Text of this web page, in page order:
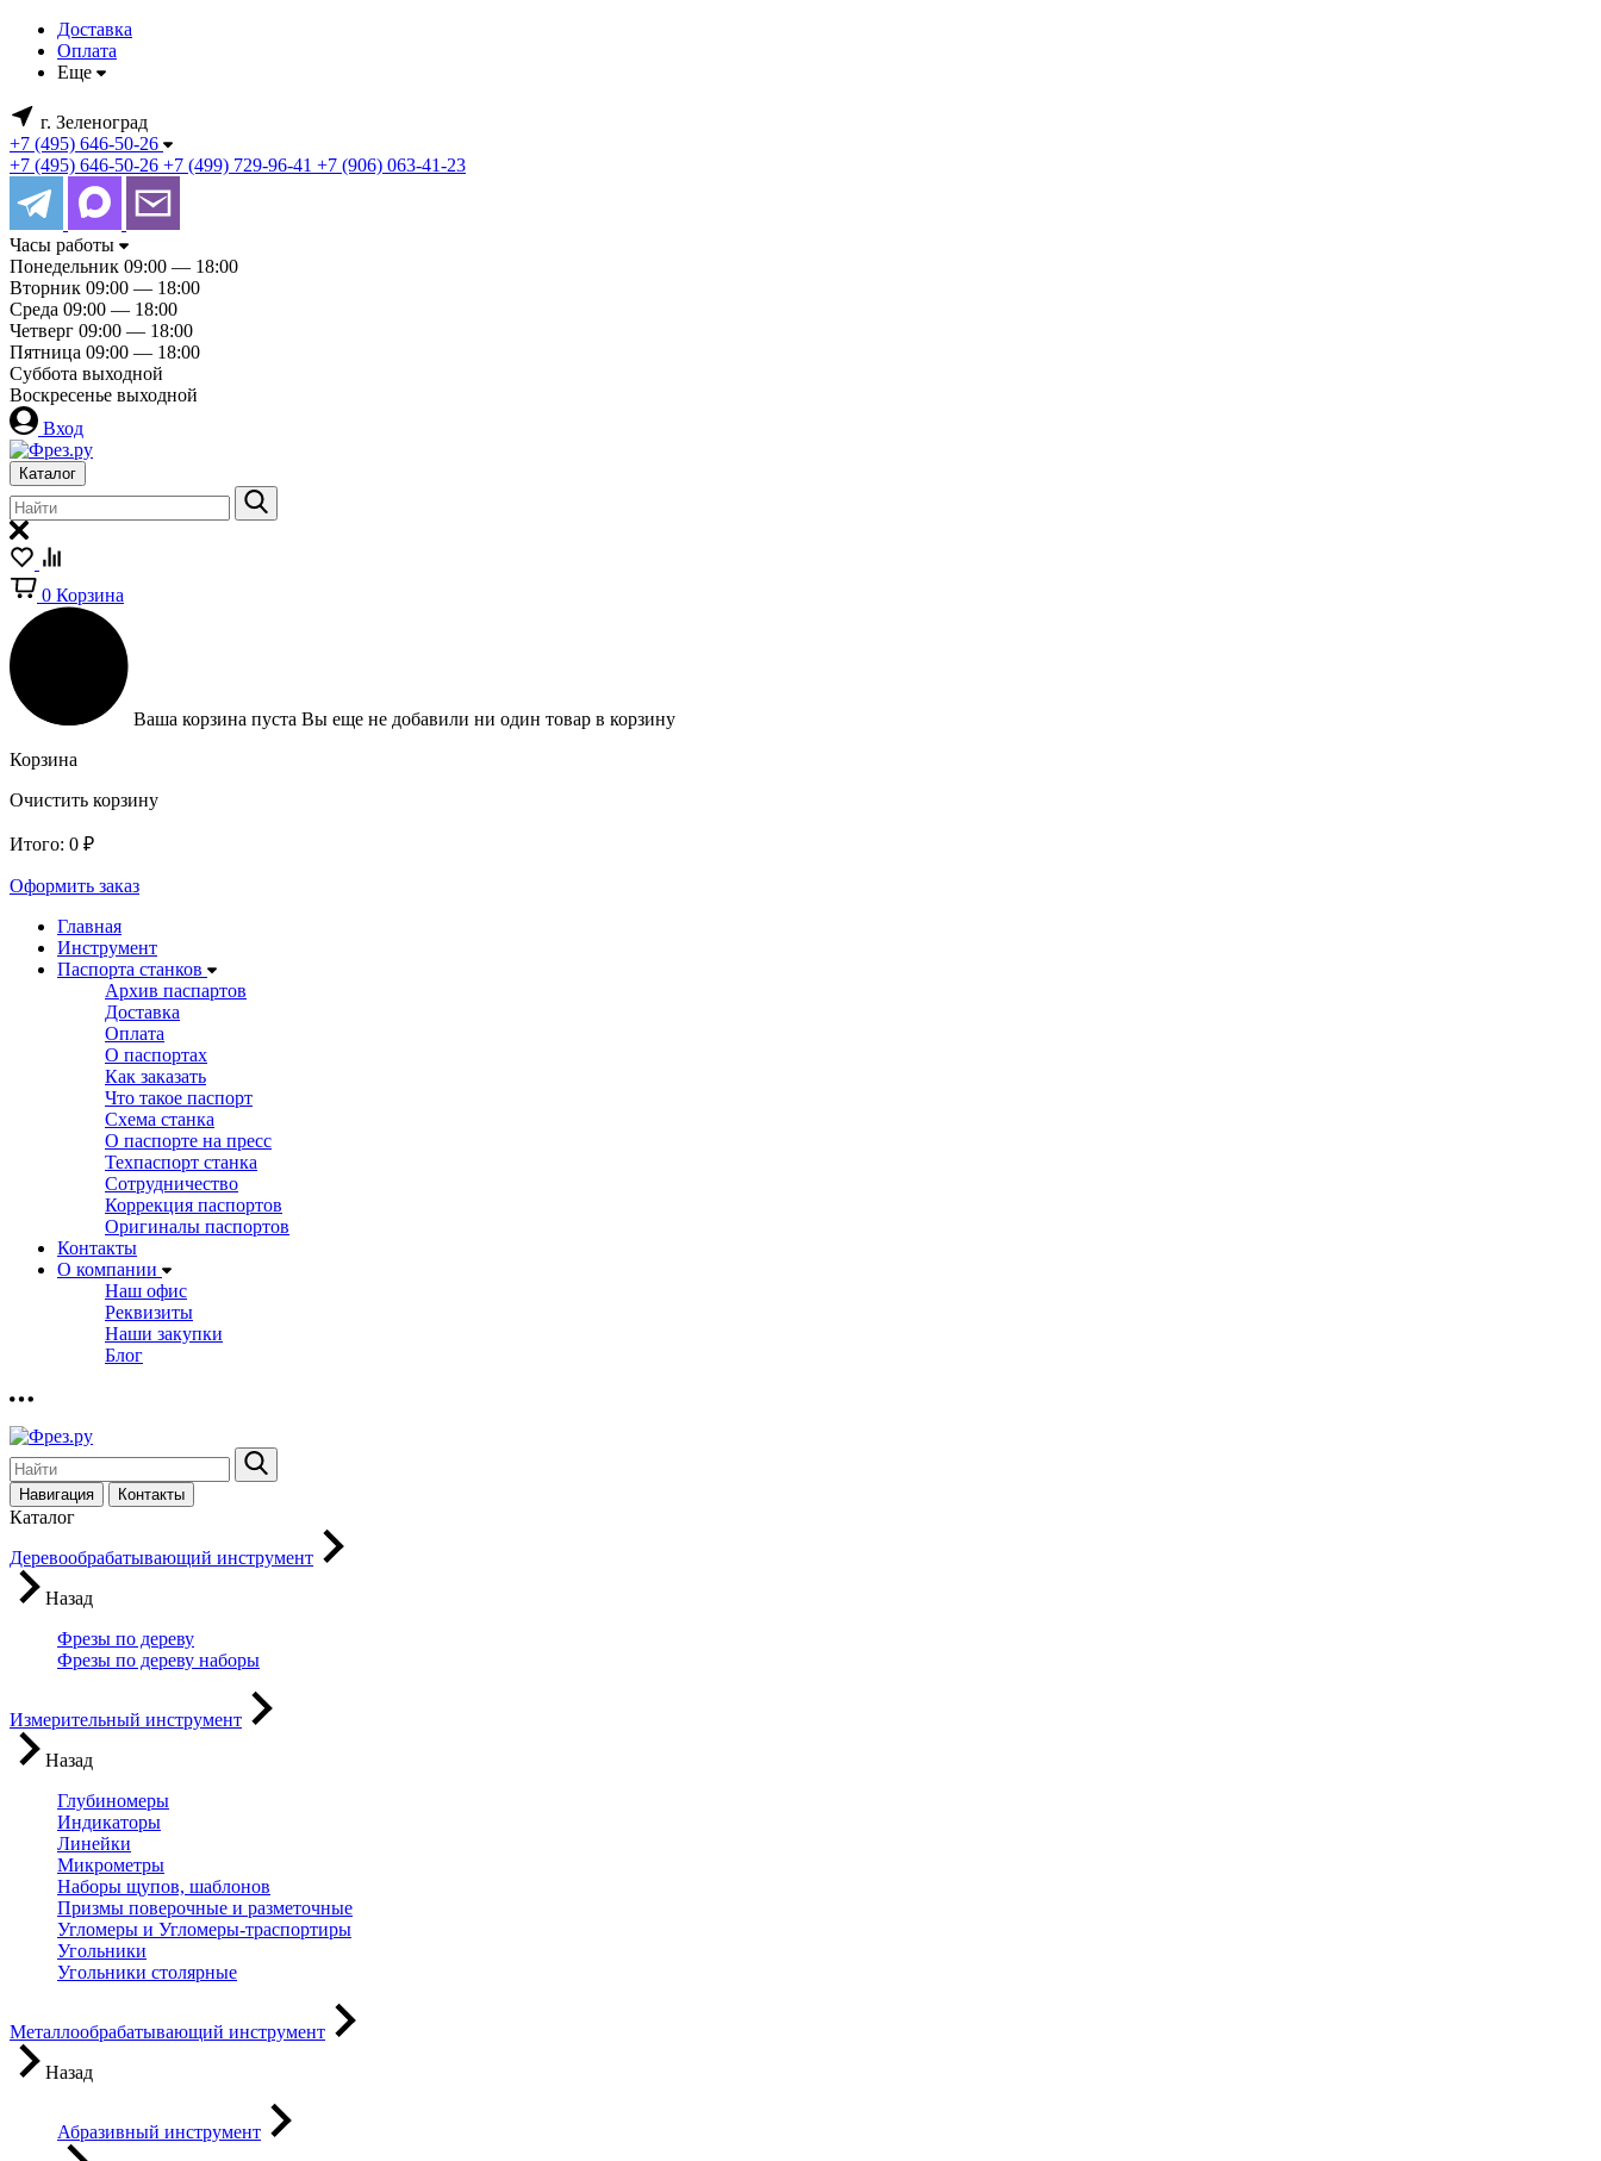
Доставка
Оплата
Еще
г. Зеленоград
+7 (495) 646-50-26
+7 (495) 646-50-26 +7 (499) 729-96-41 +7 (906) 063-41-23
Часы работы
Понедельник 09:00 — 18:00
Вторник 09:00 — 18:00
Среда 09:00 — 18:00
Четверг 09:00 — 18:00
Пятница 09:00 — 18:00
Суббота выходной
Воскресенье выходной
Вход
Каталог
0 Корзина
Ваша корзина пуста Вы еще не добавили ни один товар в корзину
Корзина
Очистить корзину
Итого: 0 ₽
Оформить заказ
Главная
Инструмент
Паспорта станков
Архив паспартов
Доставка
Оплата
О паспортах
Как заказать
Что такое паспорт
Схема станка
О паспорте на пресс
Техпаспорт станка
Сотрудничество
Коррекция паспортов
Оригиналы паспортов
Контакты
О компании
Наш офис
Реквизиты
Наши закупки
Блог
Навигация Контакты
Каталог
Деревообрабатывающий инструмент
Назад
Фрезы по дереву
Фрезы по дереву наборы
Измерительный инструмент
Назад
Глубиномеры
Индикаторы
Линейки
Микрометры
Наборы щупов, шаблонов
Призмы поверочные и разметочные
Угломеры и Угломеры-траспортиры
Угольники
Угольники столярные
Металлообрабатывающий инструмент
Назад
Абразивный инструмент